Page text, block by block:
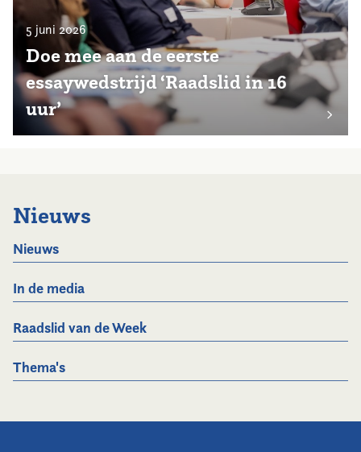
5 juni 2026
Doe mee aan de eerste
essaywedstrijd ‘Raadslid in 16
uur’
Nieuws
Nieuws
In de media
Raadslid van de Week
Thema's